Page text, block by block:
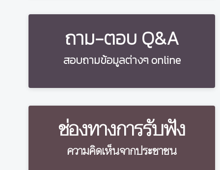
ถาม-ตอบ Q&A
สอบถามข้อมูลต่างๆ online
ช่องทางการรับฟัง
ความคิดเห็นจากประชาชน